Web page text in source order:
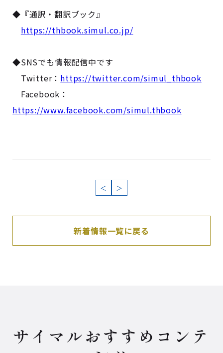
◆『通訳・翻訳ブック』
https://thbook.simul.co.jp/
◆SNSでも情報配信中です
Twitter： https://twitter.com/simul_thbook
Facebook：
https://www.facebook.com/simul.thbook
＜ ＞
新着情報一覧に戻る
サイマルおすすめコンテ